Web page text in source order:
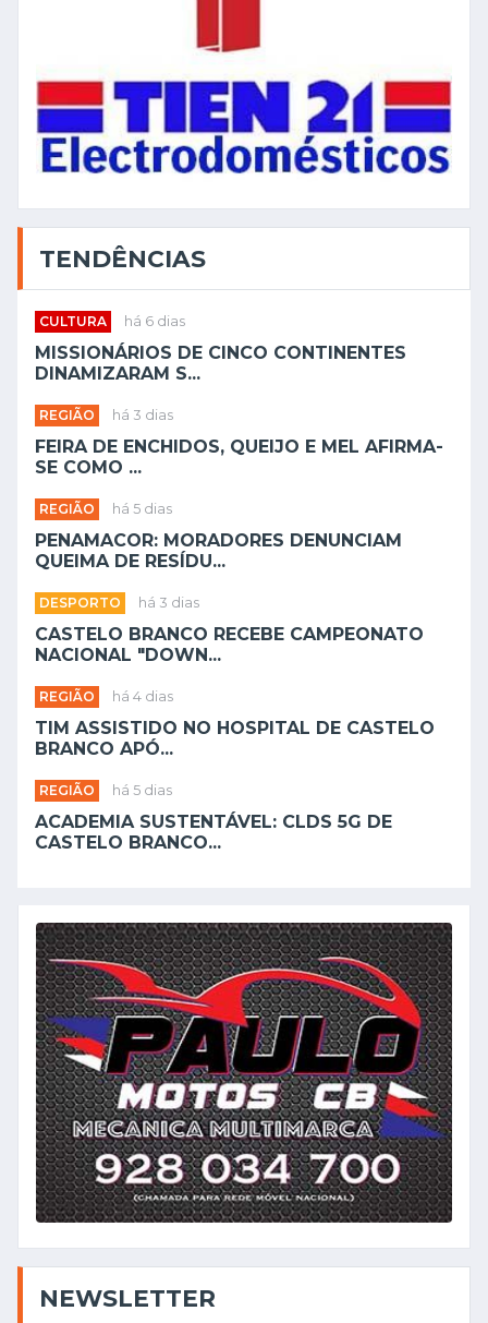
TENDÊNCIAS
CULTURA há 6 dias
MISSIONÁRIOS DE CINCO CONTINENTES
DINAMIZARAM S...
REGIÃO há 3 dias
FEIRA DE ENCHIDOS, QUEIJO E MEL AFIRMA-
SE COMO ...
REGIÃO há 5 dias
PENAMACOR: MORADORES DENUNCIAM
QUEIMA DE RESÍDU...
DESPORTO há 3 dias
CASTELO BRANCO RECEBE CAMPEONATO
NACIONAL "DOWN...
REGIÃO há 4 dias
TIM ASSISTIDO NO HOSPITAL DE CASTELO
BRANCO APÓ...
REGIÃO há 5 dias
ACADEMIA SUSTENTÁVEL: CLDS 5G DE
CASTELO BRANCO...
NEWSLETTER